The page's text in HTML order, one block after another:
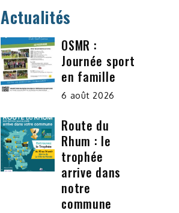
Actualités
OSMR :
Journée sport
en famille
6 août 2026
Route du
Rhum : le
trophée
arrive dans
notre
commune